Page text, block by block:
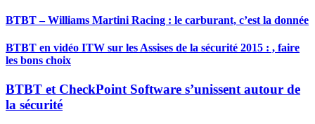
BTBT – Williams Martini Racing : le carburant, c’est la donnée
BTBT en vidéo ITW sur les Assises de la sécurité 2015 : , faire
les bons choix
BTBT et CheckPoint Software s’unissent autour de
la sécurité